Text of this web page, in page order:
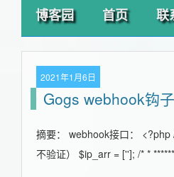
博客园 首页 联
2021年1月6日
Gogs webhook钩
摘要： webhook接口：
不验证） $ip_arr = ['']; /* *